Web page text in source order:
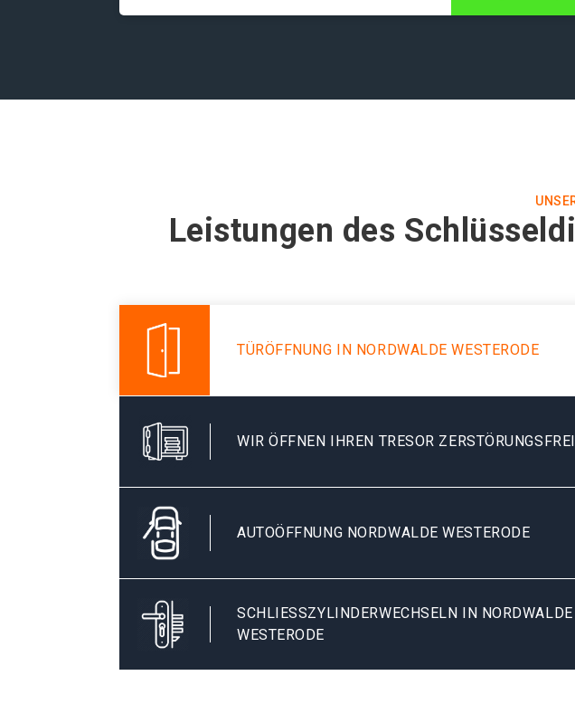
Leistungen des
TÜRÖFFNUNG IN NORDWALDE WESTERODE
WIR ÖFFNEN IHREN TRESOR ZERSTÖRUNGSFREI
AUTOÖFFNUNG NORDWALDE WESTERODE
SCHLIESSZYLINDERWECHSELN IN NORDWALDE W
ESTERODE